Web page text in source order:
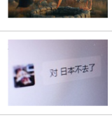
2025/11/20